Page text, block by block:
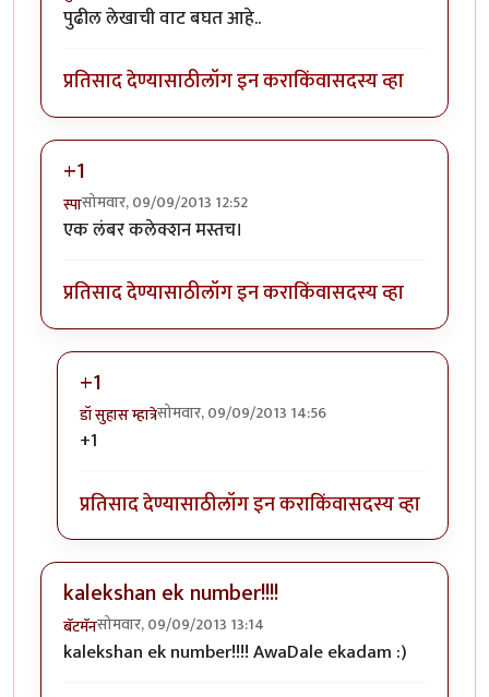
पुढील लेखाची वाट बघत आहे..
प्रतिसाद देण्यासाठीलॉग इन कराकिंवासदस्य व्हा
+1
स्पासोमवार, 09/09/2013 12:52
एक लंबर कलेक्शन मस्तच।
प्रतिसाद देण्यासाठीलॉग इन कराकिंवासदस्य व्हा
+1
डॉ सुहास म्हात्रेसोमवार, 09/09/2013 14:56
In reply to
+1
प्रतिसाद देण्यासाठीलॉग इन कराकिंवासदस्य व्हा
kalekshan ek number!!!!
बॅटमॅनसोमवार, 09/09/2013 13:14
kalekshan ek number!!!! AwaDale ekadam :)